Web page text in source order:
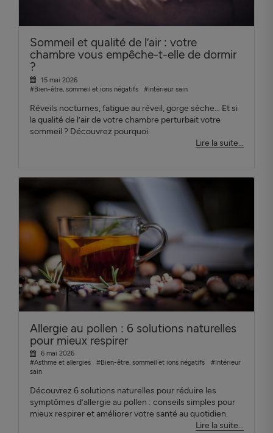
Sommeil et qualité de l’air : votre
chambre vous empêche-t-elle de dormir
?
15 mai 2026
#Bien-être, sommeil et ions négatifs
#Intérieur sain
Réveils nocturnes, fatigue au réveil, gorge sèche… Et si
la qualité de l’air de votre chambre perturbait votre
sommeil ? Découvrez pourquoi.
Lire la suite...
Allergie au pollen : 6 solutions naturelles
pour mieux respirer
6 mai 2026
#Asthme et allergies
#Bien-être, sommeil et ions négatifs
#Intérieur
sain
Découvrez 6 solutions naturelles pour réduire les
symptômes d’allergie au pollen : conseils simples pour
mieux respirer et améliorer votre santé au quotidien.
Lire la suite...